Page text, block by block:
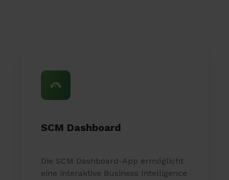
SCM Dashboard
Die SCM Dashboard-App ermöglicht
eine interaktive Business Intelligence